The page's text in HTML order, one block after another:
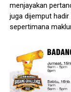
menjayakan
juga dijemput
sepertimana